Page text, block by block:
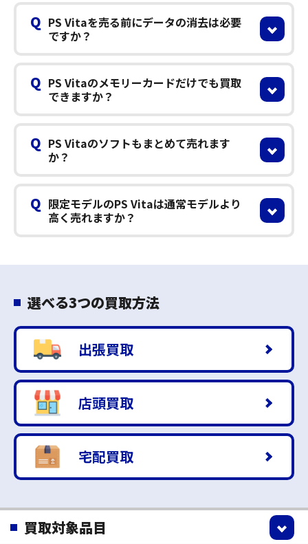
Q PS Vitaを売る前にデータの消去は必要
ですか？
Q PS Vitaのメモリーカードだけでも買取
できますか？
Q PS Vitaのソフトもまとめて売れます
か？
Q 限定モデルのPS Vitaは通常モデルより
高く売れますか？
選べる3つの買取方法
出張買取
店頭買取
宅配買取
買取対象品目